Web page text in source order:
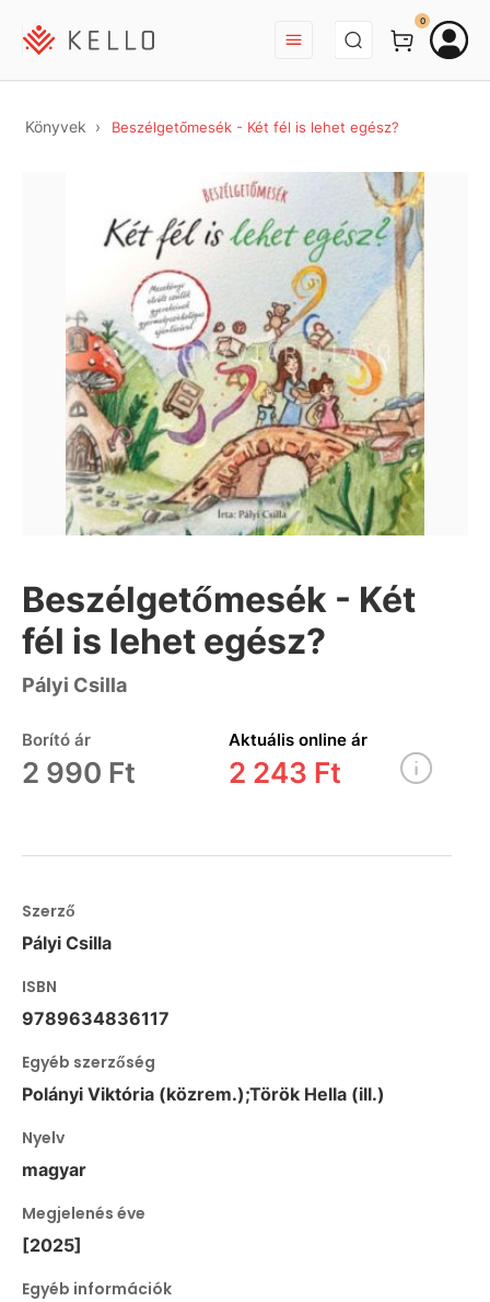
BEJELENTKEZÉS
0
Könyvek Beszélgetőmesék - Két fél is lehet egész?
Beszélgetőmesék - Két
fél is lehet egész?
Pályi Csilla
Borító ár
2 990 Ft
Aktuális online ár
2 243 Ft
Szerző
Pályi Csilla
ISBN
9789634836117
Egyéb szerzőség
Polányi Viktória (közrem.);Török Hella (ill.)
Nyelv
magyar
Megjelenés éve
[2025]
Egyéb információk